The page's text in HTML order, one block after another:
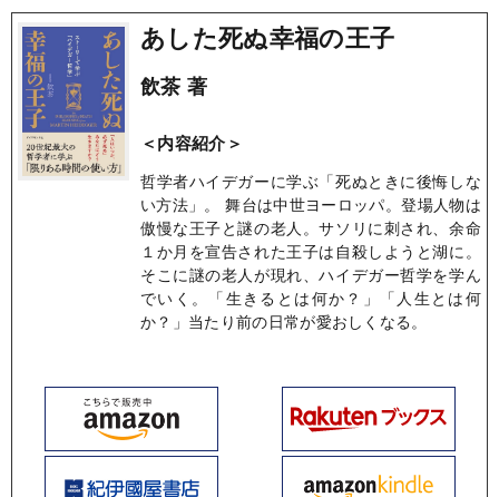
あした死ぬ幸福の王子
飲茶 著
＜内容紹介＞
哲学者ハイデガーに学ぶ「死ぬときに後悔しな
い方法」。 舞台は中世ヨーロッパ。登場人物は
傲慢な王子と謎の老人。サソリに刺され、余命
１か月を宣告された王子は自殺しようと湖に。
そこに謎の老人が現れ、ハイデガー哲学を学ん
でいく。「生きるとは何か？」「人生とは何
か？」当たり前の日常が愛おしくなる。